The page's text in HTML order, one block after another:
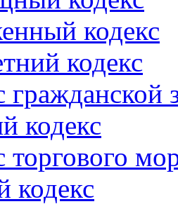
кодекс
кодекс
гражданской
кодекс
торгового
кодекс